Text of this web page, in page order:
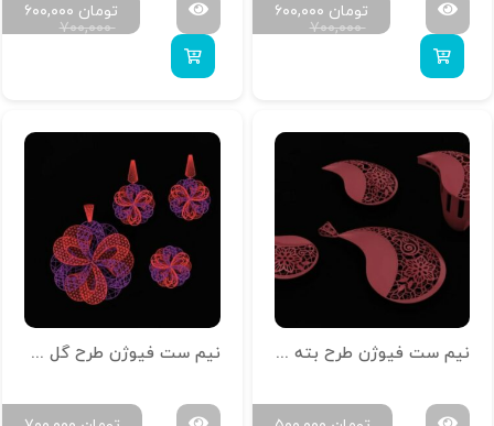
۷۰۰,۰۰۰
۶۰۰,۰۰۰ تومان
۷۰۰,۰۰۰
۶۰۰,۰۰۰ تومان
نیم ست فیوژن طرح بته جقه نیم ست فیوژن طرح گل کد 2